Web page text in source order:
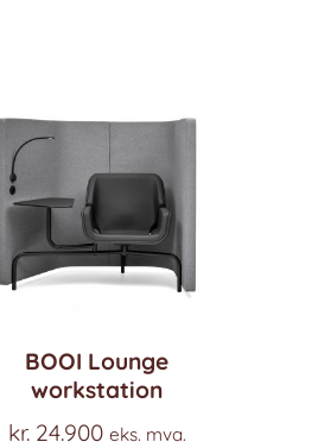
BOOI Lounge
workstation
kr.24.900 eks. mva.